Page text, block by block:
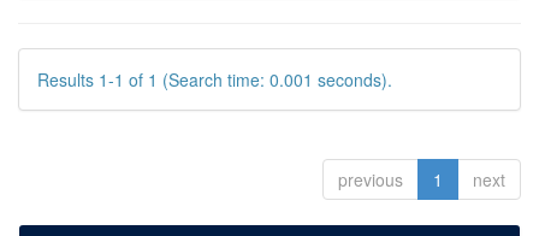
Results 1-1 of 1 (Search time: 0.001 seconds).
previous 1 next